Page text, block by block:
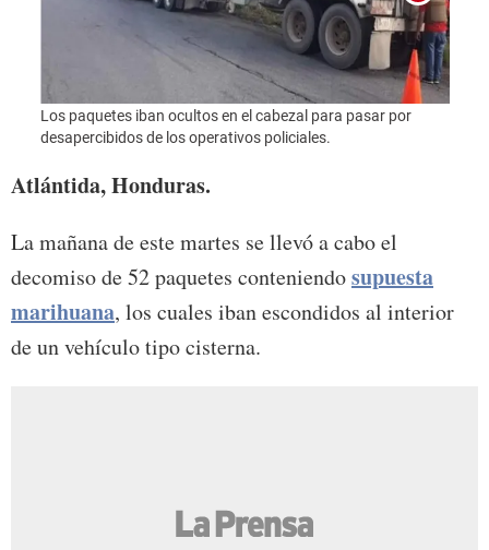
Los paquetes iban ocultos en el cabezal para pasar por
desapercibidos de los operativos policiales.
Atlántida, Honduras.
La mañana de este martes se llevó a cabo el
decomiso de 52 paquetes conteniendosupuesta
marihuana, los cuales iban escondidos al interior
de un vehículo tipo cisterna.